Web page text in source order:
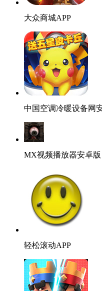
大众商城APP
中国空调冷暖设备网
MX视频播放器安卓版
轻松滚动APP